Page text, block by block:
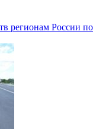
регионам России по